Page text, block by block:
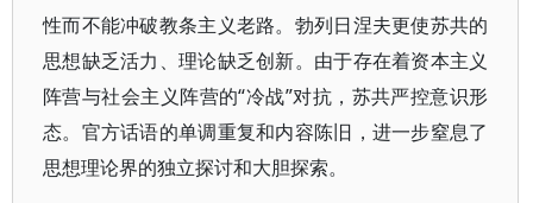
性而不能冲破教条主义老路。勃列日涅夫更使苏共的
思想缺乏活力、理论缺乏创新。由于存在着资本主义
阵营与社会主义阵营的“冷战”对抗，苏共严控意识形
态。官方话语的单调重复和内容陈旧，进一步窒息了
思想理论界的独立探讨和大胆探索。